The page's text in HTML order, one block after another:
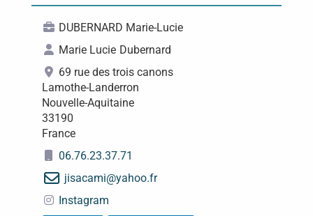
DUBERNARD Marie-Lucie
Marie Lucie Dubernard
69 rue des trois canons
Lamothe-Landerron
Nouvelle-Aquitaine
33190
France
06.76.23.37.71
jisacami@yahoo.fr
Instagram